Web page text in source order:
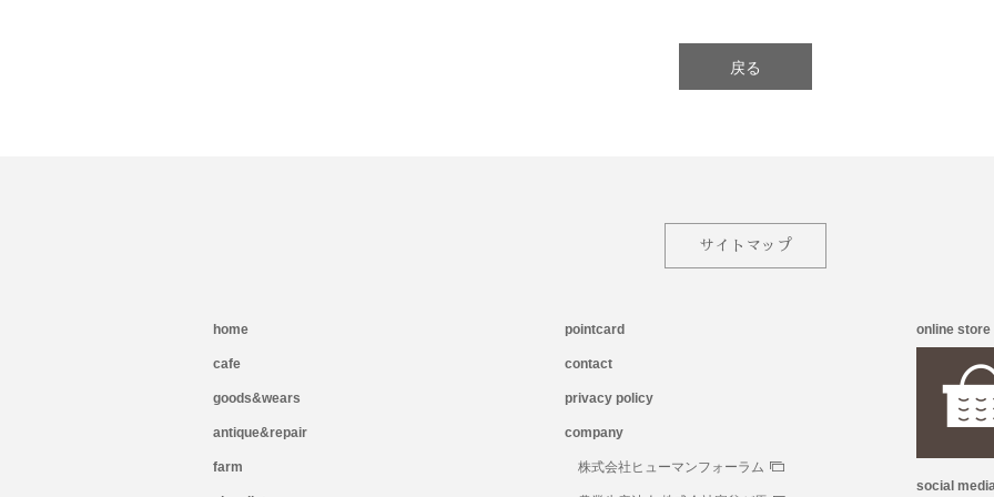
戻る
サイトマップ
home
cafe
goods&wears
antique&repair
farm
pointcard
contact
privacy policy
company
株式会社ヒューマンフォーラム
online store
social